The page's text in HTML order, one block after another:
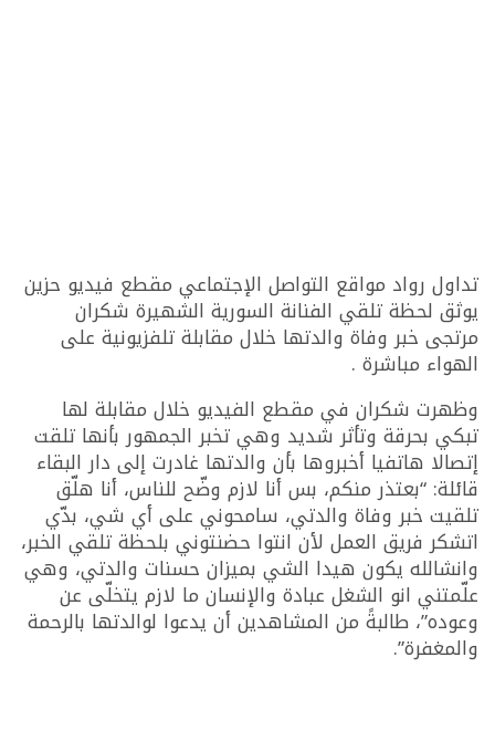
تداول رواد مواقع التواصل الإجتماعي مقطع فيديو حزين
يوثق لحظة تلقي الفنانة السورية الشهيرة شكران
مرتجى خبر وفاة والدتها خلال مقابلة تلفزيونية على
الهواء مباشرة .
وظهرت شكران في مقطع الفيديو خلال مقابلة لها
تبكي بحرقة وتأثر شديد وهي تخبر الجمهور بأنها تلقت
إتصالا هاتفيا أخبروها بأن والدتها غادرت إلى دار البقاء
قائلة: “بعتذر منكم، بس أنا لازم وضّح للناس، أنا هلّق
تلقيت خبر وفاة والدتي، سامحوني على أي شي، بدّي
اتشكر فريق العمل لأن انتوا حضنتوني بلحظة تلقي الخبر،
وانشالله يكون هيدا الشي بميزان حسنات والدتي، وهي
علّمتني انو الشغل عبادة والإنسان ما لازم يتخلّى عن
وعوده”، طالبةً من المشاهدين أن يدعوا لوالدتها بالرحمة
والمغفرة”.